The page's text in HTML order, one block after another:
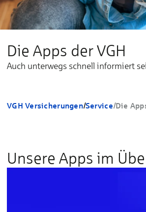
Die Apps der VGH
Auch unterwegs schnell informiert
VGH Versicherungen/Service/Die
Unsere Apps im